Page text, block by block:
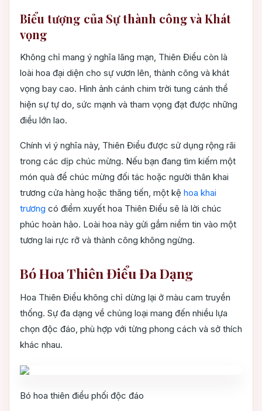
Biểu tượng của Sự thành công và Khát
vọng
Không chỉ mang ý nghĩa lãng mạn, Thiên Điểu còn là
loài hoa đại diện cho sự vươn lên, thành công và khát
vọng bay cao. Hình ảnh cánh chim trời tung cánh thể
hiện sự tự do, sức mạnh và tham vọng đạt được những
điều lớn lao.
Chính vì ý nghĩa này, Thiên Điểu được sử dụng rộng rãi
trong các dịp chúc mừng. Nếu bạn đang tìm kiếm một
món quà để chúc mừng đối tác hoặc người thân khai
trương cửa hàng hoặc thăng tiến, một kệ hoa khai
trương có điểm xuyết hoa Thiên Điểu sẽ là lời chúc
phúc hoàn hảo. Loài hoa này gửi gắm niềm tin vào một
tương lai rực rỡ và thành công không ngừng.
Bó Hoa Thiên Điểu Đa Dạng
Hoa Thiên Điểu không chỉ dừng lại ở màu cam truyền
thống. Sự đa dạng về chủng loại mang đến nhiều lựa
chọn độc đáo, phù hợp với từng phong cách và sở thích
khác nhau.
Bó hoa thiên điểu phối độc đáo